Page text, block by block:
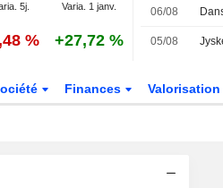
5j. Varia. 1 janv.
% +27,72 %
06/08
05/08
Finances Valorisation